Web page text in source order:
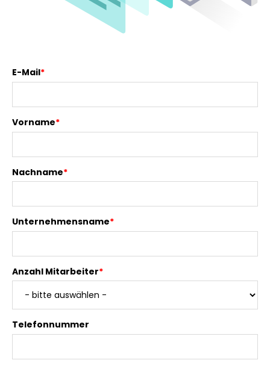
E-Mail*
Vorname*
Nachname*
Unternehmensname*
Anzahl Mitarbeiter*
Telefonnummer